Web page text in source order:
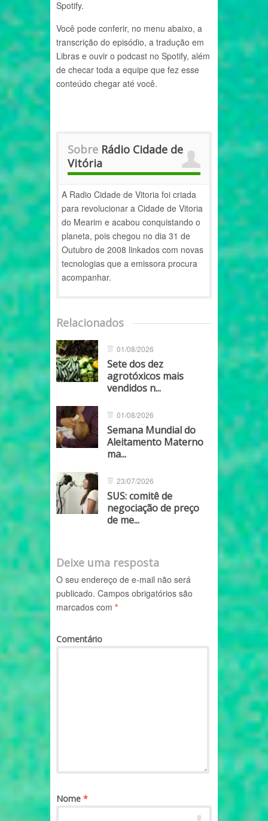
Spotify.
Você pode conferir, no menu abaixo, a
transcrição do episódio, a tradução em
Libras e ouvir o podcast no Spotify, além
de checar toda a equipe que fez esse
conteúdo chegar até você.
Sobre Rádio Cidade de
Vitória
A Radio Cidade de Vitoria foi criada
para revolucionar a Cidade de Vitoria
do Mearim e acabou conquistando o
planeta, pois chegou no dia 31 de
Outubro de 2008 linkados com novas
tecnologias que a emissora procura
acompanhar.
Relacionados
01/08/2026
Sete dos dez
agrotóxicos mais
vendidos n...
01/08/2026
Semana Mundial do
Aleitamento Materno
ma...
23/07/2026
SUS: comitê de
negociação de preço
de me...
Deixe uma resposta
O seu endereço de e-mail não será
publicado. Campos obrigatórios são
marcados com *
Comentário
Nome *